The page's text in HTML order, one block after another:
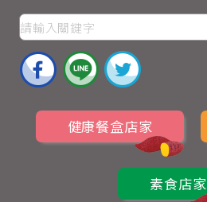
健康餐盒店家
素食店家